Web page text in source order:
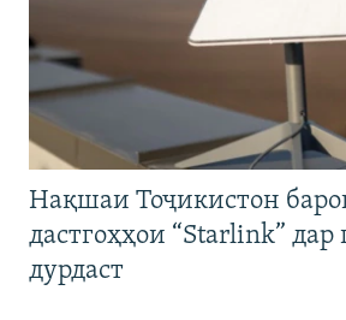
Нақшаи Тоҷикистон
дастгоҳҳои “Starlink”
дурдаст